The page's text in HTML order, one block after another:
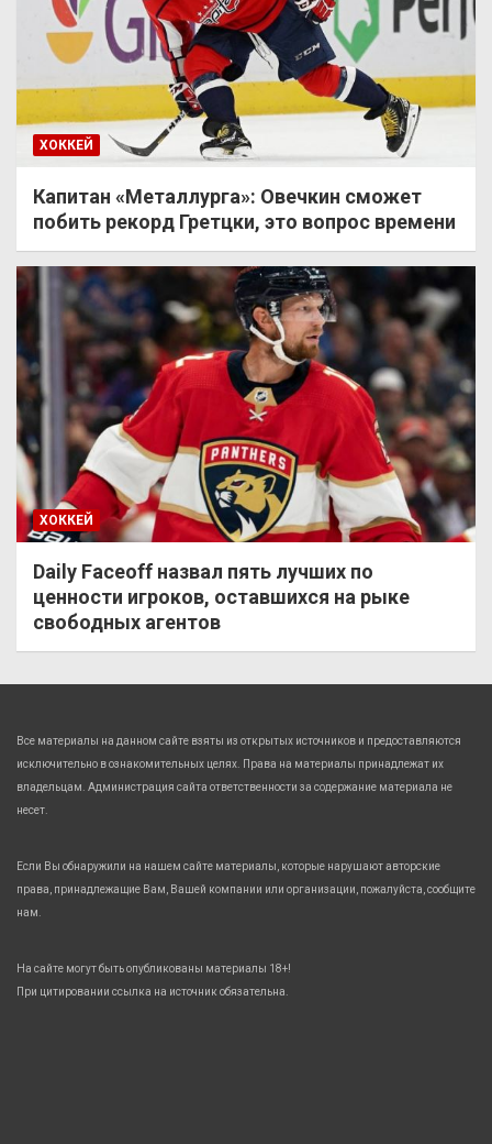
ХОККЕЙ
Капитан «Металлурга»: Овечкин сможет
побить рекорд Гретцки, это вопрос времени
ХОККЕЙ
Daily Faceoff назвал пять лучших по
ценности игроков, оставшихся на рыке
свободных агентов
Все материалы на данном сайте взяты из открытых источников и предоставляются
исключительно в ознакомительных целях. Права на материалы принадлежат их
владельцам. Администрация сайта ответственности за содержание материала не
несет.
Если Вы обнаружили на нашем сайте материалы, которые нарушают авторские
права, принадлежащие Вам, Вашей компании или организации, пожалуйста, сообщите
нам.
На сайте могут быть опубликованы материалы 18+!
При цитировании ссылка на источник обязательна.